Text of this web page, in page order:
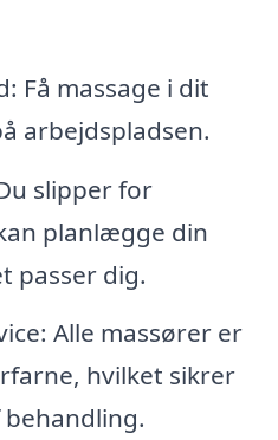
Få massage i dit
arbejdspladsen.
slipper for
planlægge din
passer dig.
Alle massører er
hvilket sikrer